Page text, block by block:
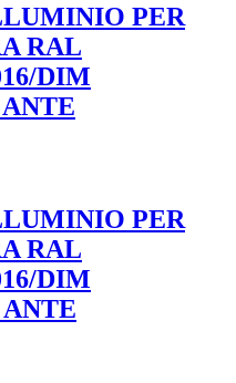
PER
RAL
DIM
PER
RAL
DIM
ANTE